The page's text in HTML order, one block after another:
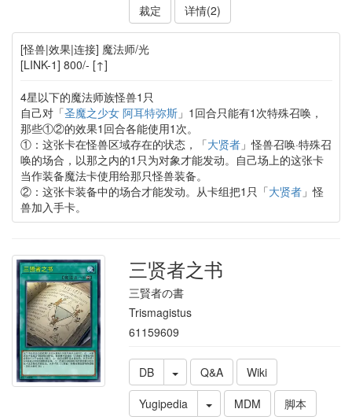
裁定
详情(2)
[怪兽|效果|连接] 魔法师/光
[LINK-1] 800/- [↑]
4星以下的魔法师族怪兽1只
自己对「圣魔之少女 阿耳特弥斯」1回合只能有1次特殊召唤，
那些①②的效果1回合各能使用1次。
①：这张卡在怪兽区域存在的状态，「大贤者」怪兽召唤·特殊召
唤的场合，以那之内的1只为对象才能发动。自己场上的这张卡
当作装备魔法卡使用给那只怪兽装备。
②：这张卡装备中的场合才能发动。从卡组把1只「大贤者」怪
兽加入手卡。
三贤者之书
三賢者の書
Trismagistus
61159609
DB Q&A
Wiki
Yugipedia
MDM
脚本